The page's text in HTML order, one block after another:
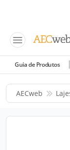
Guia de Produtos
AECweb